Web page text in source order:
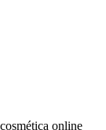
online